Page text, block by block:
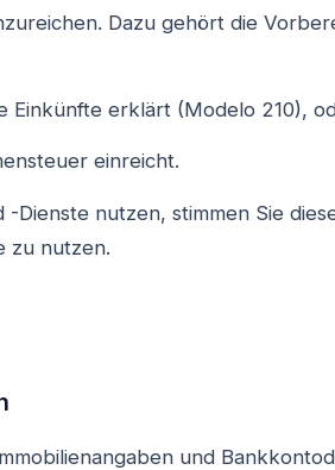
Dazu gehört die
Einkünfte erklärt (Modelo 210),
einreicht.
Dienste nutzen, stimmen Sie
zu nutzen.
und